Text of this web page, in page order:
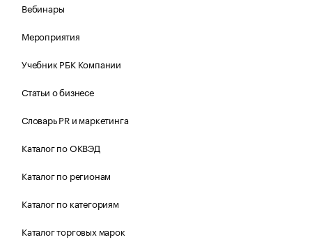
Вебинары
Мероприятия
Учебник РБК Компании
Статьи о бизнесе
Словарь PR и маркетинга
Каталог по ОКВЭД
Каталог по регионам
Каталог по категориям
Каталог торговых марок